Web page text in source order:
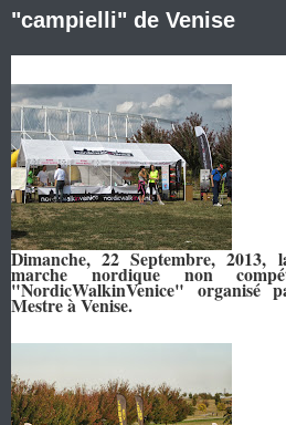
"campielli" de Venise
Dimanche, 22 Septembre, 2013,
marche nordique non
"NordicWalkinVenice"organisé
Mestre à Venise.